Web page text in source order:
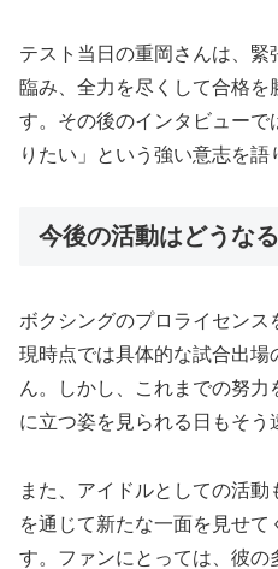
テスト当日の重岡さんは、
臨み、全力を尽くして合格を
す。その後のインタビュー
りたい」という強い意志を語
今後の活動はどうな
ボクシングのプロライセンス
現時点では具体的な試合出
ん。しかし、これまでの努
に立つ姿を見られる日もそう
また、アイドルとしての活
を通じて新たな一面を見せて
す。ファンにとっては、彼の